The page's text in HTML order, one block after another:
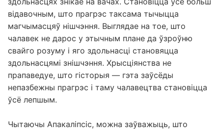
відавочным, што прагрэс таксама тычыцца
магчымасцяў нішчэння. Выглядае на тое, што
чалавек не дарос у этычным плане да ўзроўню
свайго розуму і яго здольнасці становяцца
здольнасцямі знішчэння. Хрысціянства не
прапаведуе, што гісторыя — гэта заўсёды
непазбежны прагрэс і таму чалавецтва становіцца
ўсё лепшым.
Чытаючы Апакаліпсіс, можна заўважыць, што